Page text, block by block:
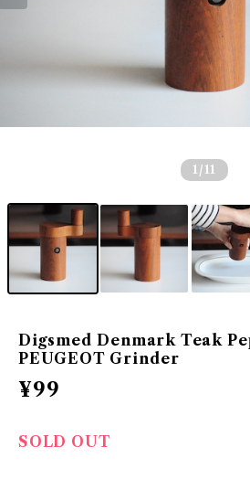
1 /11
Digsmed Denmark Teak
PEUGEOT Grinder
¥99
SOLD OUT